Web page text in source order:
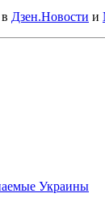
в Дзен.Новости и
Украины